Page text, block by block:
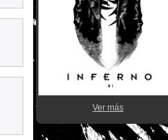
Ver más